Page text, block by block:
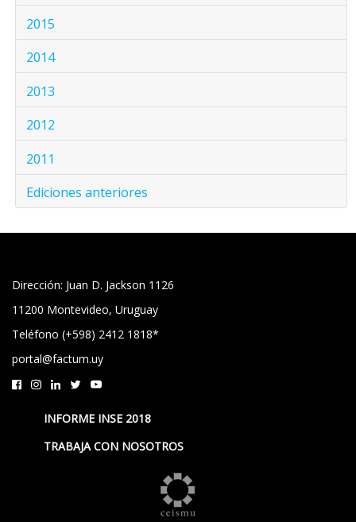
2015
2014
2013
2012
2011
Ediciones anteriores
Dirección: Juan D. Jackson 1126
11200 Montevideo, Uruguay
Teléfono (+598) 2412 1818*
portal@factum.uy
INFORME INSE 2018
TRABAJA CON NOSOTROS